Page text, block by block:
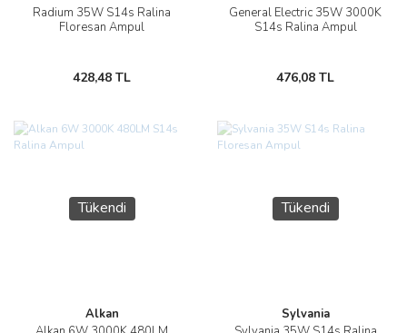
Radium 35W S14s Ralina
Floresan Ampul
428,48 TL
General Electric 35W 3000K
S14s Ralina Ampul
476,08 TL
Tükendi
Alkan
Tükendi
Sylvania